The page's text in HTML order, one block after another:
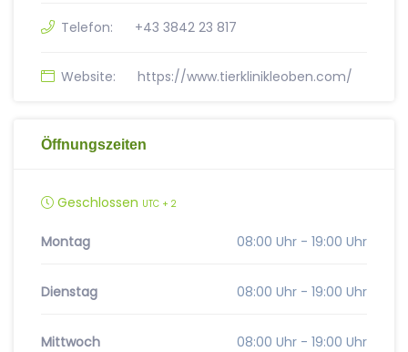
Telefon: +43 3842 23 817
Website: https://www.tierklinikleoben.com/
Öffnungszeiten
Geschlossen UTC + 2
Montag 08:00 Uhr - 19:00 Uhr
Dienstag 08:00 Uhr - 19:00 Uhr
Mittwoch 08:00 Uhr - 19:00 Uhr